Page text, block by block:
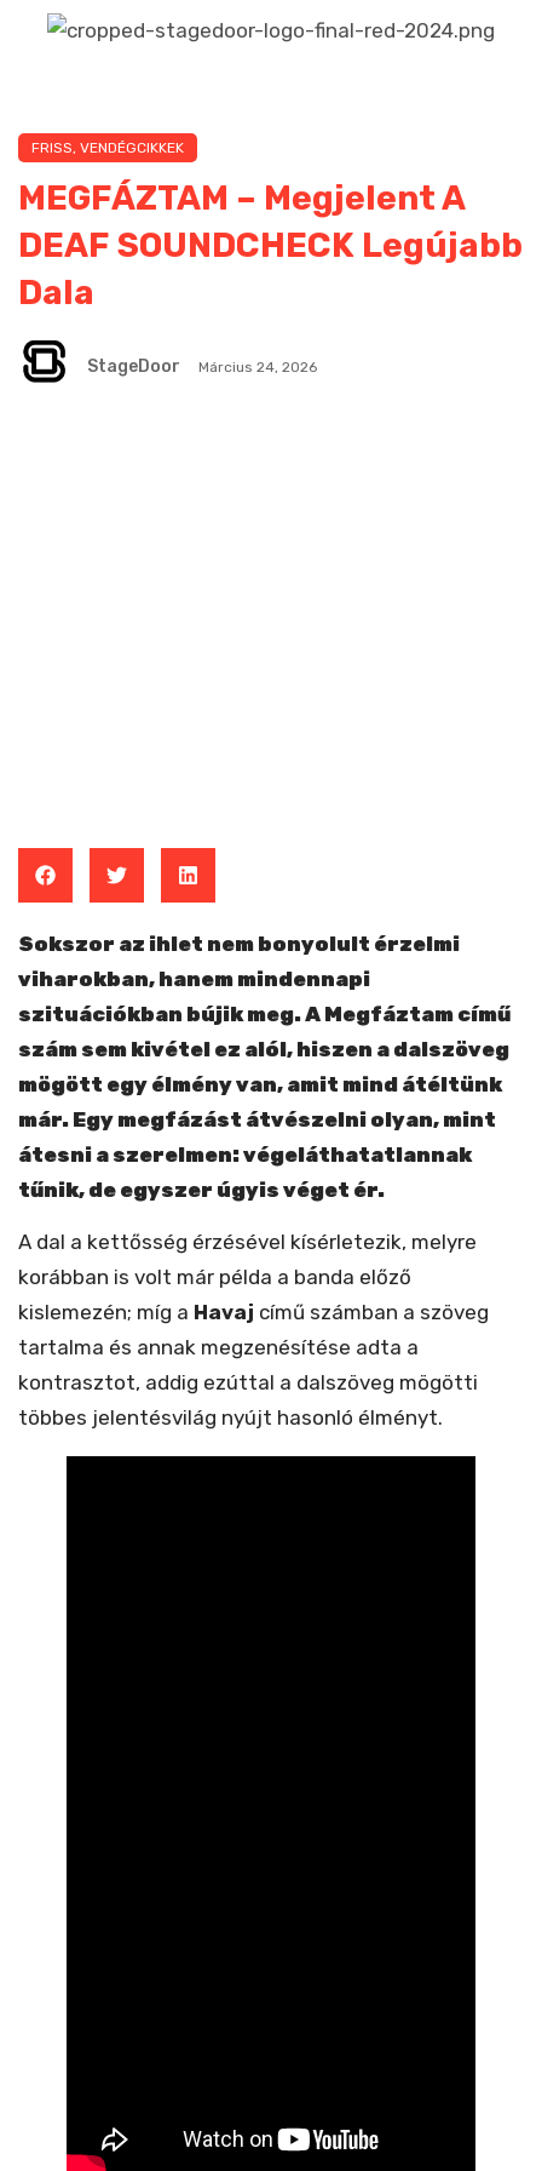
FRISS, VENDÉGCIKKEK
MEGFÁZTAM – Megjelent A
DEAF SOUNDCHECK Legújabb
Dala
StageDoor Március 24, 2026
Sokszor az ihlet nem bonyolult érzelmi
viharokban, hanem mindennapi
szituációkban bújik meg. A Megfáztam című
szám sem kivétel ez alól, hiszen a dalszöveg
mögött egy élmény van, amit mind átéltünk
már. Egy megfázást átvészelni olyan, mint
átesni a szerelmen: végeláthatatlannak
tűnik, de egyszer úgyis véget ér.
A dal a kettősség érzésével kísérletezik, melyre
korábban is volt már példa a banda előző
kislemezén; míg a Havaj című számban a szöveg
tartalma és annak megzenésítése adta a
kontrasztot, addig ezúttal a dalszöveg mögötti
többes jelentésvilág nyújt hasonló élményt.